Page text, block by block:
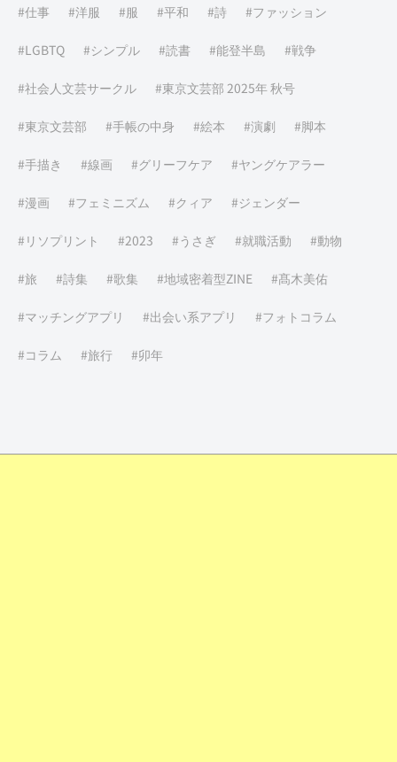
仕事 洋服 服 平和 詩 ファッション
LGBTQ シンプル 読書 能登半島 戦争
社会人文芸サークル 東京文芸部 2025年 秋号
東京文芸部 手帳の中身 絵本 演劇 脚本
手描き 線画 グリーフケア ヤングケアラー
漫画 フェミニズム クィア ジェンダー
リソプリント 2023 うさぎ 就職活動 動物
旅 詩集 歌集 地域密着型ZINE 髙木美佑
マッチングアプリ 出会い系アプリ フォトコラム
コラム 旅行 卯年